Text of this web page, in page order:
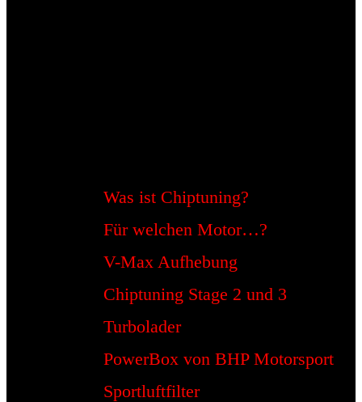
Was ist Chiptuning?
Für welchen Motor…?
V-Max Aufhebung
Chiptuning Stage 2 und 3
Turbolader
PowerBox von BHP Motorsport
Sportluftfilter